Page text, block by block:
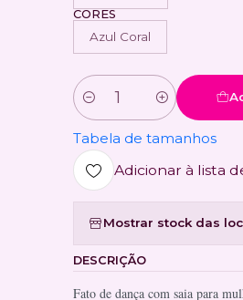
CORES
Azul Coral
Quantidade
Tabela de tamanhos
Adicionar à lista
Mostrar stock das
DESCRIÇÃO
Fato de dança com saia para